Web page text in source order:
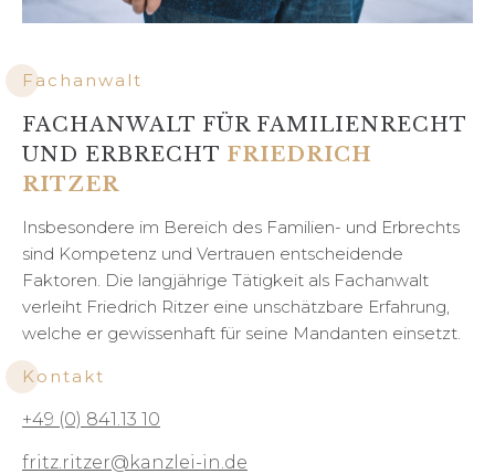
Fachanwalt
FACHANWALT FÜR FAMILIENRECHT
UND ERBRECHT FRIEDRICH
RITZER
Insbesondere im Bereich des Familien- und Erbrechts
sind Kompetenz und Vertrauen entscheidende
Faktoren. Die langjährige Tätigkeit als Fachanwalt
verleiht Friedrich Ritzer eine unschätzbare Erfahrung,
welche er gewissenhaft für seine Mandanten einsetzt.
Kontakt
+49 (0) 841.13 10
fritz.ritzer@kanzlei-in.de